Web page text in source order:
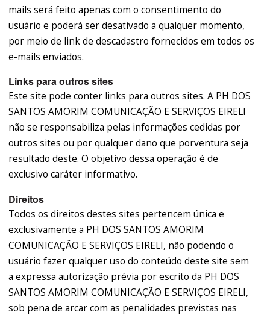
mails será feito apenas com o consentimento do
usuário e poderá ser desativado a qualquer momento,
por meio de link de descadastro fornecidos em todos os
e-mails enviados.
Links para outros sites
Este site pode conter links para outros sites. A PH DOS
SANTOS AMORIM COMUNICAÇÃO E SERVIÇOS EIRELI
não se responsabiliza pelas informações cedidas por
outros sites ou por qualquer dano que porventura seja
resultado deste. O objetivo dessa operação é de
exclusivo caráter informativo.
Direitos
Todos os direitos destes sites pertencem única e
exclusivamente a PH DOS SANTOS AMORIM
COMUNICAÇÃO E SERVIÇOS EIRELI, não podendo o
usuário fazer qualquer uso do conteúdo deste site sem
a expressa autorização prévia por escrito da PH DOS
SANTOS AMORIM COMUNICAÇÃO E SERVIÇOS EIRELI,
sob pena de arcar com as penalidades previstas nas